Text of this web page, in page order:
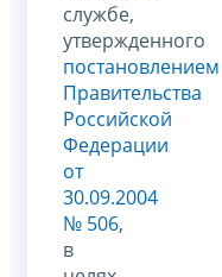
службе,
утвержденного
постановлением
Правительства
Российской
Федерации
от
30.09.2004
№ 506,
в